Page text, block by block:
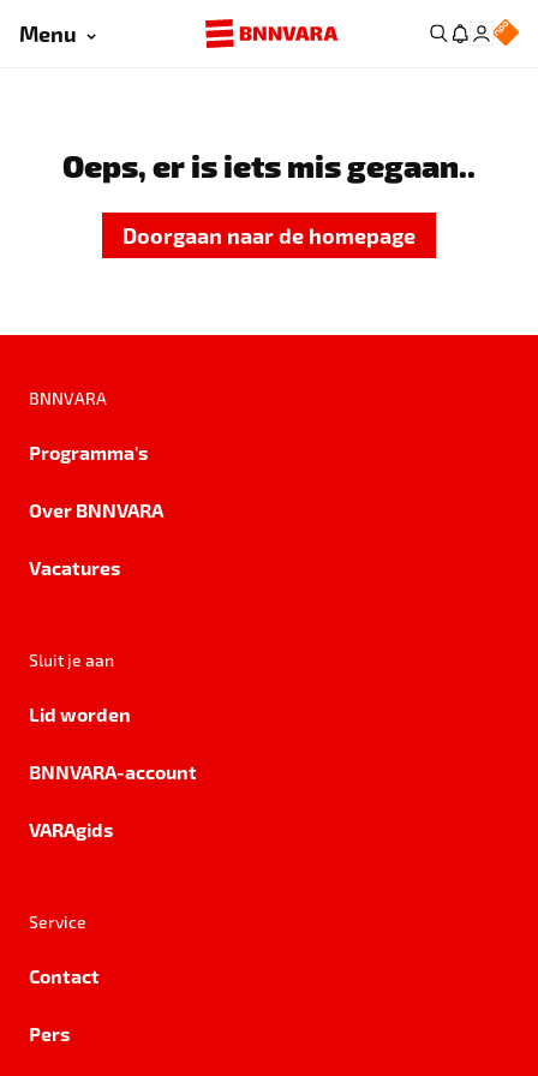
Menu
Oeps, er is iets mis gegaan..
Doorgaan naar de homepage
BNNVARA
Programma's
Over BNNVARA
Vacatures
Sluit je aan
Lid worden
BNNVARA-account
VARAgids
Service
Contact
Pers